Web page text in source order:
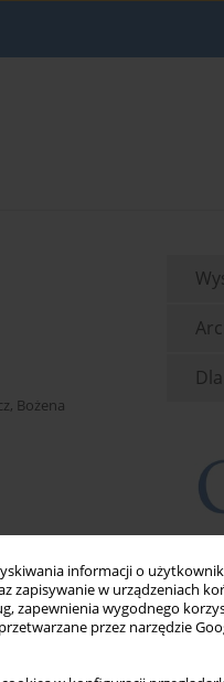
informacji o
zapisywanie w urządzeniach
zapewnienia wygodnego
przez narzędzie
, Bożena